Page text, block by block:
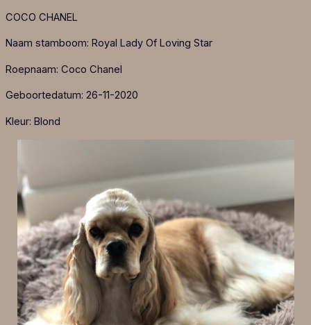
COCO CHANEL
Naam stamboom: Royal Lady Of Loving Star
Roepnaam: Coco Chanel
Geboortedatum: 26-11-2020
Kleur: Blond